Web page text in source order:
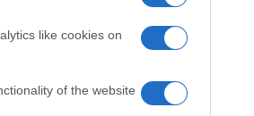
like cookies on
of the website